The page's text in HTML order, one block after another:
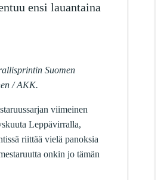
ensi lauantaina
Suomen
/ AKK.
viimeinen
Leppävirralla,
riittää vielä panoksia
onkin jo tämän